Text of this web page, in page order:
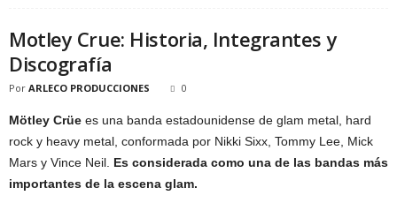
Motley Crue: Historia, Integrantes y
Discografía
Por ARLECO PRODUCCIONES 0
Mötley Crüe es una banda estadounidense de glam metal, hard
rock y heavy metal, conformada por Nikki Sixx, Tommy Lee, Mick
Mars y Vince Neil. Es considerada como una de las bandas más
importantes de la escena glam.